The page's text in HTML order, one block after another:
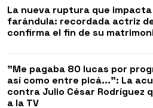
La nueva ruptura que
farándula: recordada actriz
confirma el fin de su
"Me pagaba 80 lucas por
así como entre picá...": La
contra Julio César Rodríguez
a la TV